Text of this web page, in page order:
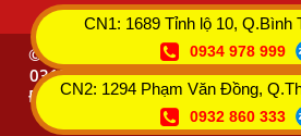
© Copyright 2017CTY TNHH
0315533019 (Do Sở KHĐT HCM
ĐDPL: NGUYỄN THANH BÌNH -
Quy định
CN1: 1689 Tỉnh lộ 10, Q.Bình
0934 978 999
CN2: 1294 Phạm Văn Đồng,
0932 860 333